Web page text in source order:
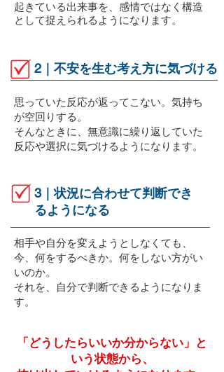
起きている出来事を、感情ではなく構造
として捉えられるようになります。
2｜不安を生む考え方に気づける
思っていた反応が返ってこない。気持ち
が空回りする。
そんなときに、無意識に繰り返していた
反応や選択に気づけるようになります。
3｜状況に合わせて判断でき
るようになる​
相手や自分を変えようとしなくても、
今、何をするべきか。何をしない方がい
いのか。
それを、自分で判断できるようになりま
す。
「どうしたらいいか分からない」 と
いう状態から、